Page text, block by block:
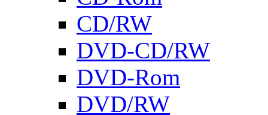
CD/RW
DVD-CD/RW
DVD-Rom
DVD/RW